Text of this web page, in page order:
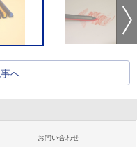
へ
お問い合わせ